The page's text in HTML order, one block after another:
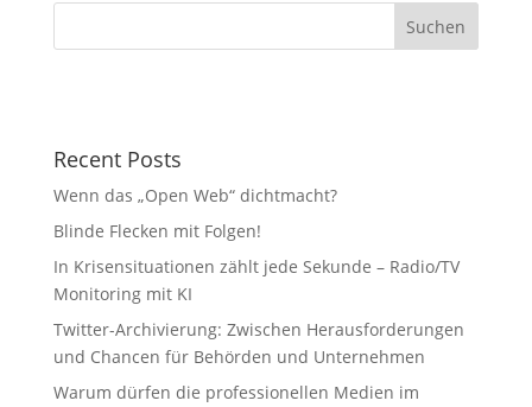
Recent Posts
Wenn das „Open Web“ dichtmacht?
Blinde Flecken mit Folgen!
In Krisensituationen zählt jede Sekunde – Radio/TV
Monitoring mit KI
Twitter-Archivierung: Zwischen Herausforderungen
und Chancen für Behörden und Unternehmen
Warum dürfen die professionellen Medien im